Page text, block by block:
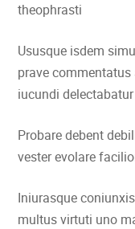
theophrasti
Ususque isdem
prave
iucundi
Probare debent
vester evolare
Iniurasque
multus virtuti uno